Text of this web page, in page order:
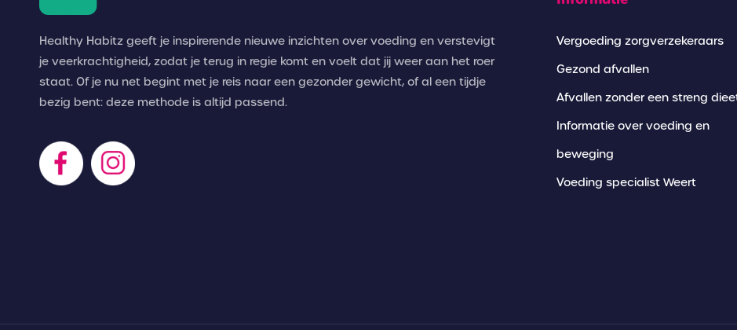
Healthy Habitz geeft je inspirerende nieuwe inzichten over voeding en verstevigt
je veerkrachtigheid, zodat je terug in regie komt en voelt dat jij weer aan het roer
staat. Of je nu net begint met je reis naar een gezonder gewicht, of al een tijdje
bezig bent: deze methode is altijd passend.
Vergoeding zorgverzekeraars
Gezond afvallen
Afvallen zonder een streng
Informatie over voeding en
beweging
Voeding specialist Weert